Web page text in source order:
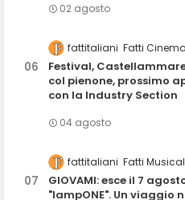
02 agosto
fattitaliani Fatti
Festival,
col pienone, prossimo
con la Industry Section
04 agosto
fattitaliani Fatti
GIOVAMI: esce il 7
"lampONE". Un viaggio